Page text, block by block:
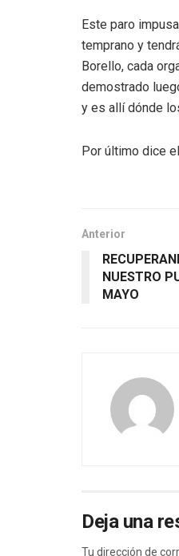
Este paro
temprano y
Borello, cada
demostrado
y es allí dónde
Por último dice
Anterior
NUESTRO
MAYO
Deja una
Tu dirección de